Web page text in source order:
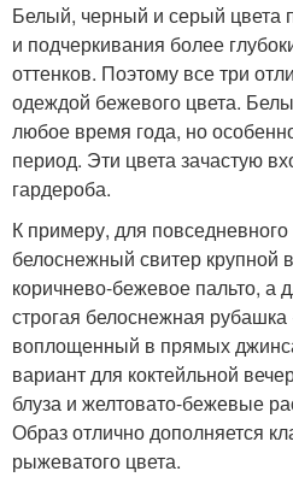
Белый, черный и серый цвета
и подчеркивания более
оттенков. Поэтому все три
одеждой бежевого цвета.
любое время года, но
период. Эти цвета зачастую
гардероба.
К примеру, для
белоснежный свитер крупной
коричнево-бежевое пальто, а
строгая белоснежная
воплощенный в прямых
вариант для коктейльной
блуза и желтовато-бежевые
Образ отлично дополняется
рыжеватого цвета.